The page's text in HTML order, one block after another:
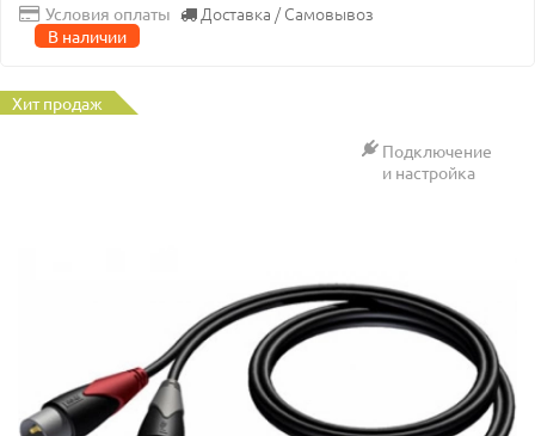
Условия оплаты Доставка / Самовывоз
В наличии
Хит продаж
Подключение
и настройка